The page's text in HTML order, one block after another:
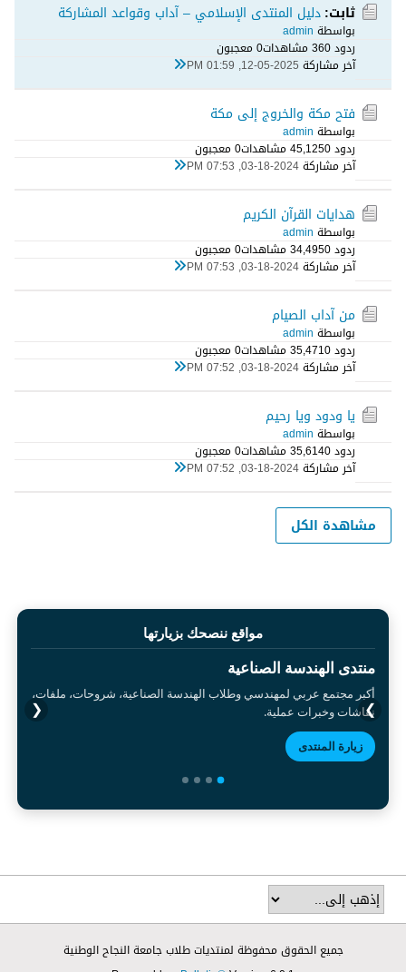
ثابت:دليل المنتدى الإسلامي – آداب وقواعد المشاركة
بواسطة admin
ردود 0 36 مشاهدات
0 معجبون
آخر مشاركة 12-05-2025, 01:59 PM
فتح مكة والخروج إلى مكة
بواسطة admin
ردود 0 45,125 مشاهدات
0 معجبون
آخر مشاركة03-18-2024, 07:53 PM
هدايات القرآن الكريم
بواسطة admin
ردود 0 34,495 مشاهدات
0 معجبون
آخر مشاركة03-18-2024, 07:53 PM
من آداب الصيام
بواسطة admin
ردود 0 35,471 مشاهدات
0 معجبون
آخر مشاركة03-18-2024, 07:52 PM
يا ودود ويا رحيم
بواسطة admin
ردود 0 35,614 مشاهدات
0 معجبون
آخر مشاركة03-18-2024, 07:52 PM
مشاهدة الكل
مواقع ننصحك بزيارتها
منتدى الهندسة الصناعية
أكبر مجتمع عربي لمهندسي وطلاب الهندسة الصناعية، شروحات، ملفات،
نقاشات وخبرات عملية.
زيارة المنتدى
❮ ❯
جميع الحقوق محفوظة لمنتديات طلاب جامعة النجاح الوطنية